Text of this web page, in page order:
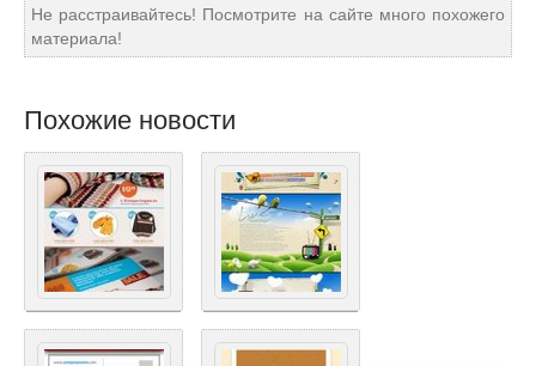
Не расстраивайтесь! Посмотрите на сайте много похожего
материала!
Похожие новости